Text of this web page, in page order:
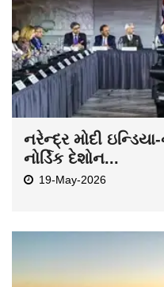
નરેન્દ્ર મોદી ઇન્ડિયા-
નોર્ડિક દેશોન...
19-May-2026